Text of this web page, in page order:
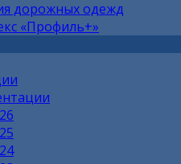
дорожных одежд
«Профиль+»